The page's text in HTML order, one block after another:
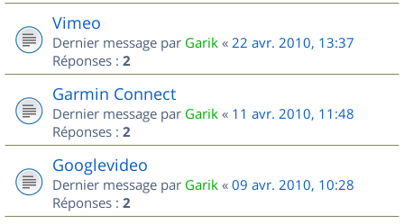
Vimeo
Dernier message par Garik « 22 avr. 2010, 13:37
Réponses : 2
Garmin Connect
Dernier message par Garik « 11 avr. 2010, 11:48
Réponses : 2
Googlevideo
Dernier message par Garik « 09 avr. 2010, 10:28
Réponses : 2